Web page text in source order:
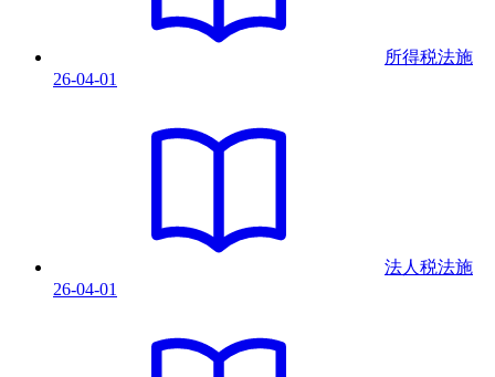
所得税法施
26-04-01
法人税法施
26-04-01